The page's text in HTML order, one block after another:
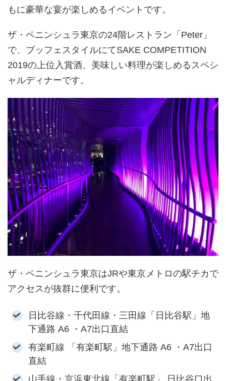
もに豪華な宴が楽しめるイベントです。
ザ・ペニンシュラ東京の24階レストラン「Peter」
で、ブッフェスタイルにてSAKE COMPETITION
2019の上位入賞酒、美味しい料理が楽しめるスペシ
ャルディナーです。
ザ・ペニンシュラ東京はJRや東京メトロの駅チカで
アクセスが抜群に便利です。
日比谷線・千代田線・三田線「日比谷駅」地
下通路 A6 ・A7出口直結
有楽町線 「有楽町駅」地下通路 A6 ・A7出口
直結
山手線・京浜東北線「有楽町駅」 日比谷口出